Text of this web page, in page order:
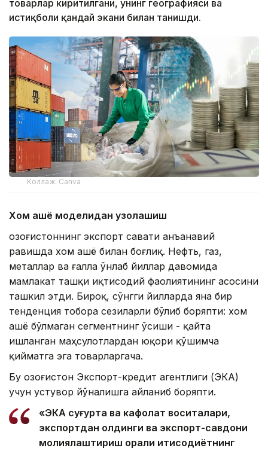
товарлар киритилгани, унинг географияси ва
истиқболи қандай экани билан танишди.
Коллаж: Canva
Хом ашё моделидан узоқлашиш
Қозоғистоннинг экспорт савати анъанавий
равишда хом ашё билан боғлиқ. Нефть, газ,
металлар ва ғалла ўнлаб йиллар давомида
мамлакат ташқи иқтисодий фаолиятининг асосини
ташкил этди. Бироқ, сўнгги йилларда яна бир
тенденция тобора сезиларли бўлиб боряпти: хом
ашё бўлмаган сегментнинг ўсиши - қайта
ишланган маҳсулотлардан юқори қўшимча
қийматга эга товарларгача.
Бу Қозоғистон Экспорт-кредит агентлиги (ЭКА)
учун устувор йўналишга айланиб боряпти.
«ЭКА суғурта ва кафолат воситалари,
экспортдан олдинги ва экспорт-савдони
молиялаштириш орқали иқтисодиётнинг